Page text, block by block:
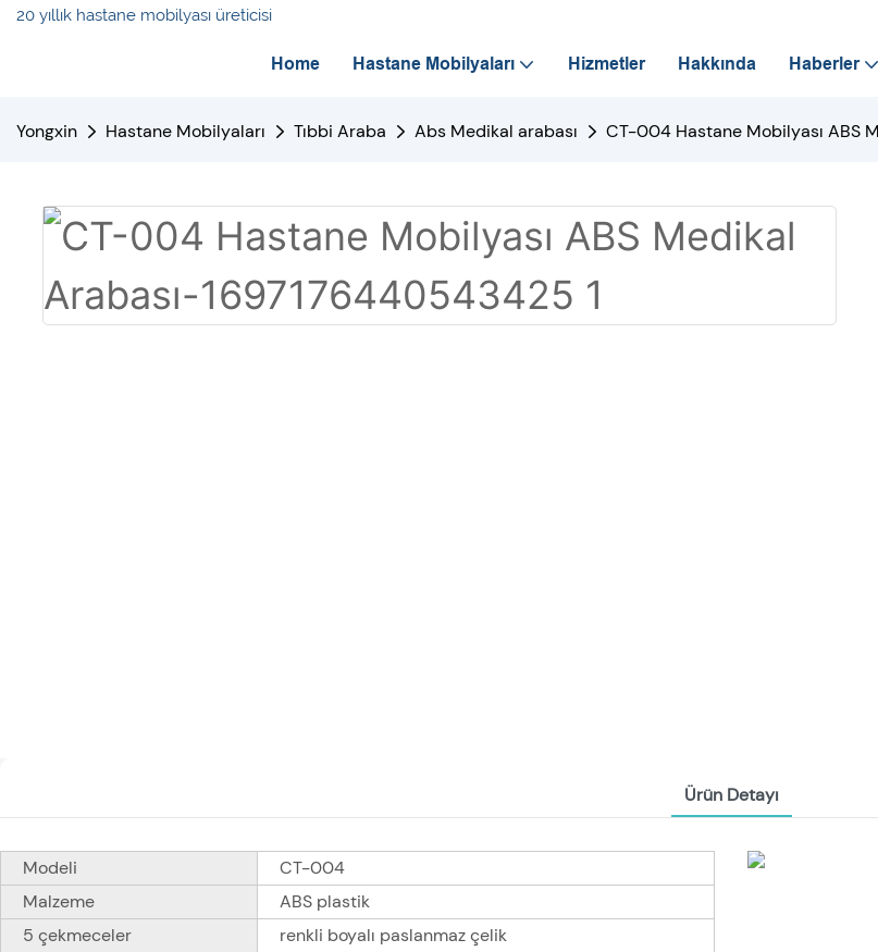
20 yıllık hastane mobilyası üreticisi
Home Hastane Mobilyaları Hizmetler Hakkında Haberler
Yongxin Hastane Mobilyaları Tıbbi Araba Abs Medikal arabası CT-004 Hastane Mobilyası ABS
Ürün Detayı
Modeli
CT-004
Malzeme
ABS plastik
5 çekmeceler
renkli boyalı paslanmaz çelik